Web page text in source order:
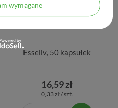
Esseliv, 50 kapsułek
16,59 zł
0,33 zł / szt.
wymagane